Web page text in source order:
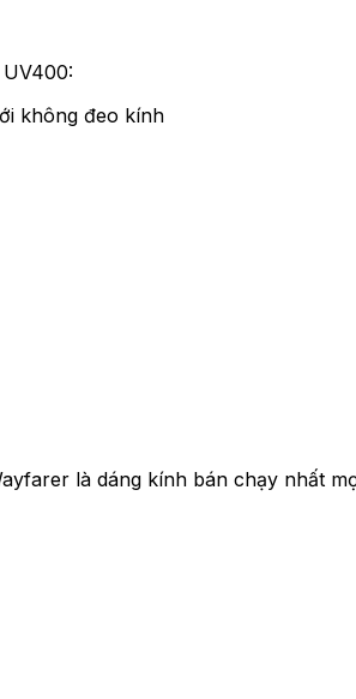
không đeo kính
là dáng kính bán chạy nhất